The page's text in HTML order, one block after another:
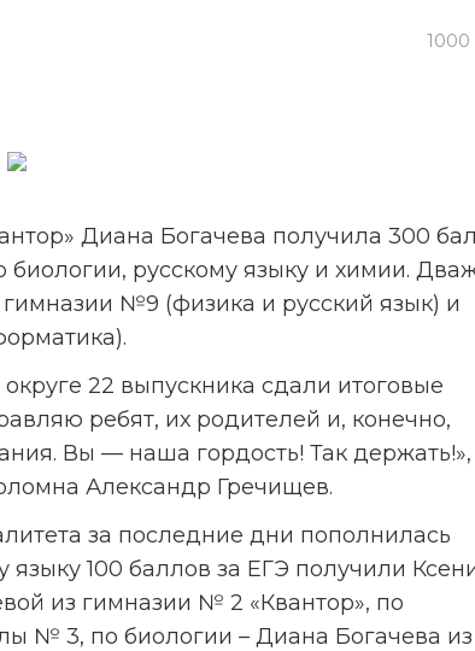
1000
Диана Богачева получила 300
биологии, русскому языку и химии.
№9 (физика и русский язык) и
22 выпускника сдали итоговые
ребят, их родителей и, конечно,
Вы — наша гордость! Так
Александр Гречищев.
за последние дни пополнилась
100 баллов за ЕГЭ получили
из гимназии № 2 «Квантор», по
№ 3, по биологии – Диана Богачева из